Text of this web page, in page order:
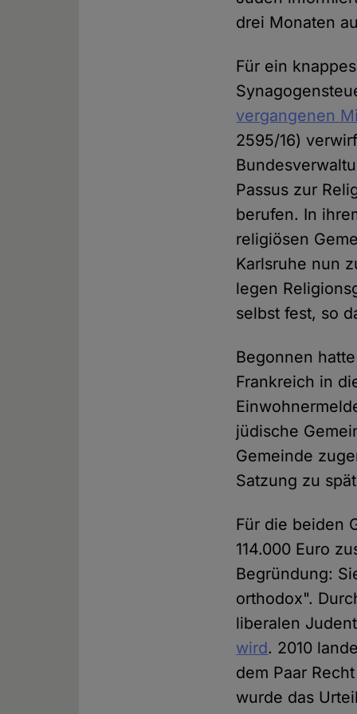
drei Monaten
Für ein
vergangenen
2595/16)
Passus zur
berufen. In
religiösen
Karlsruhe nun
legen
selbst fest, so
Begonnen
Frankreich in
jüdische
Gemeinde
Satzung zu
Für die beiden
114.000 Euro
Begründung:
orthodox".
liberalen
wird. 2010
dem Paar
wurde das